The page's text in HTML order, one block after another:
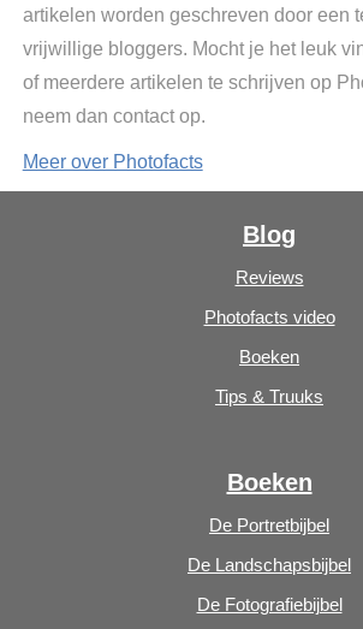
artikelen worden geschreven door een
vrijwillige bloggers. Mocht je het leuk
of meerdere artikelen te schrijven op
neem dan contact op.
Meer over Photofacts
Blog
Reviews
Photofacts video
Boeken
Tips & Truuks
Boeken
De Portretbijbel
De Landschapsbijbel
De Fotografiebijbel